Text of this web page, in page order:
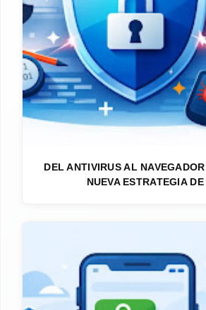
DEL ANTIVIRUS AL
NUEVA ESTRATEGIA DE